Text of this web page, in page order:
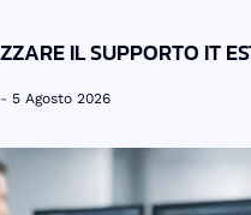
IL SUPPORTO IT
5 Agosto 2026